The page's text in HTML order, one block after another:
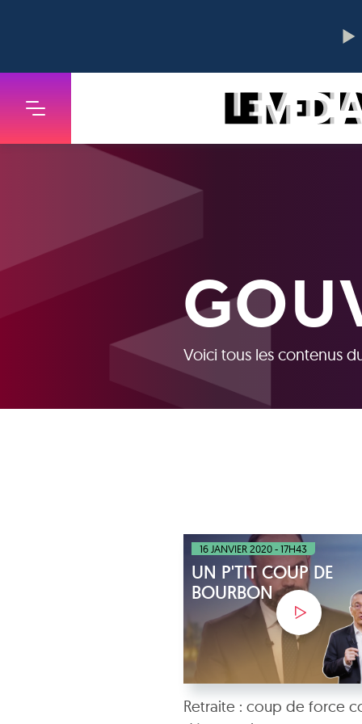
Voici tous les contenus
16 JANVIER 2020 - 17H43
UN P'TIT COUP DE
BOURBON
Retraite : coup de force